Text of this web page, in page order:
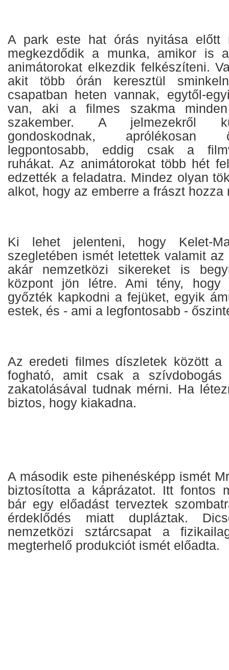
A park este hat órás nyitása előtt
megkezdődik a munka, amikor is
animátorokat elkezdik felkészíteni.
akit több órán keresztül
csapatban heten vannak, egytől-
van, aki a filmes szakma
szakember. A jelmezekről
gondoskodnak, aprólékosan
legpontosabb, eddig csak a
ruhákat. Az animátorokat több hét
edzették a feladatra. Mindez olyan
alkot, hogy az emberre a frászt hozza
Ki lehet jelenteni, hogy Kelet-
szegletében ismét letettek valamit
akár nemzetközi sikereket is
központ jön létre. Ami tény, hogy
győzték kapkodni a fejüket, egyik
estek, és - ami a legfontosabb -
Az eredeti filmes díszletek között a
fogható, amit csak a szívdobogás
zakatolásával tudnak mérni. Ha
biztos, hogy kiakadna.
A második este pihenésképp ismét
biztosította a káprázatot. Itt fontos
bár egy előadást terveztek
érdeklődés miatt dupláztak.
nemzetközi sztárcsapat a
megterhelő produkciót ismét előadta.